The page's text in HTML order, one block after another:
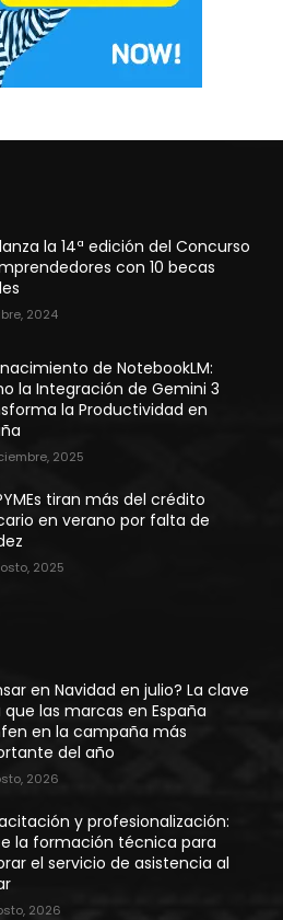
lanza la 14ª edición del Concurso
con 10 becas
2024
de NotebookLM:
la Integración de Gemini 3
la Productividad en
2025
tiran más del crédito
en verano por falta de
2025
en Navidad en julio? La clave
que las marcas en España
en la campaña más
del año
2026
y profesionalización:
la formación técnica para
el servicio de asistencia al
2026